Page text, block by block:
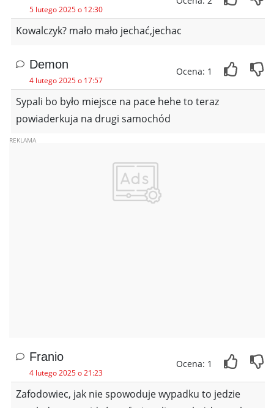
5 lutego 2025 o 12:30
Kowalczyk? mało mało jechać,jechac
Demon
4 lutego 2025 o 17:57
Ocena: 1
Sypali bo było miejsce na pace hehe to teraz
powiaderkuja na drugi samochód
Franio
4 lutego 2025 o 21:23
Ocena: 1
Zafodowiec, jak nie spowoduje wypadku to jedzie